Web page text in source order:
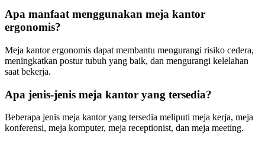
Apa manfaat menggunakan meja kantor
ergonomis?
Meja kantor ergonomis dapat membantu mengurangi risiko cedera,
meningkatkan postur tubuh yang baik, dan mengurangi kelelahan
saat bekerja.
Apa jenis-jenis meja kantor yang tersedia?
Beberapa jenis meja kantor yang tersedia meliputi meja kerja, meja
konferensi, meja komputer, meja receptionist, dan meja meeting.